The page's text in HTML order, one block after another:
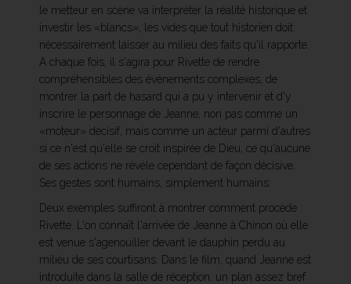
le metteur en scène va interpréter la réalité historique et
investir les «blancs», les vides que tout historien doit
nécessairement laisser au milieu des faits qu'il rapporte.
A chaque fois, il s'agira pour Rivette de rendre
compréhensibles des événements complexes, de
montrer la part de hasard qui a pu y intervenir et d'y
inscrire le personnage de Jeanne, non pas comme un
«moteur» décisif, mais comme un acteur parmi d'autres
si ce n'est qu'elle se croit inspirée de Dieu, ce qu'aucune
de ses actions ne révèle cependant de façon décisive.
Ses gestes sont humains, simplement humains.
Deux exemples suffiront à montrer comment procède
Rivette. L'on connaît l'arrivée de Jeanne à Chinon où elle
est venue s'agenouiller devant le dauphin perdu au
milieu de ses courtisans. Dans le film, quand Jeanne est
introduite dans la salle de réception, un plan assez bref